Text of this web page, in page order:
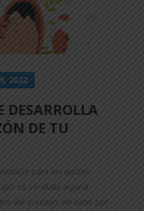
2022
DESARROLLA
DE TU
para los padres
es sin duda alguna
del corazón del bebé por